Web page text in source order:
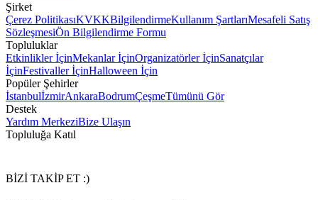
Şirket
Çerez PolitikasıKVKKBilgilendirmeKullanım ŞartlarıMesafeli Satış
SözleşmesiÖn Bilgilendirme Formu
Topluluklar
Etkinlikler İçinMekanlar İçinOrganizatörler İçinSanatçılar
İçinFestivaller İçinHalloween İçin
Popüler Şehirler
İstanbulİzmirAnkaraBodrumÇeşmeTümünü Gör
Destek
Yardım MerkeziBize Ulaşın
Topluluğa Katıl
BİZİ TAKİP ET :)